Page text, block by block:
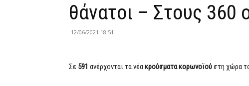
θάνατοι – Στους 360
12/06/2021 18:51
Σε 591 ανέρχονται τα νέακρούσματα κορωνοϊούστη χώρα